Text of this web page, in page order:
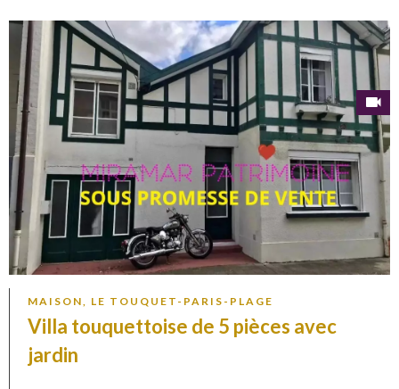
MAISON, LE TOUQUET-PARIS-PLAGE
Villa touquettoise de 5 pièces avec
jardin